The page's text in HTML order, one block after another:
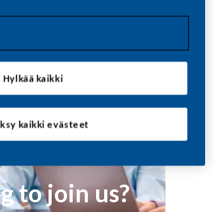
to join us?
Hylkää kaikki
kaikki evästeet